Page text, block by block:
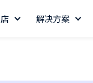
解决方案